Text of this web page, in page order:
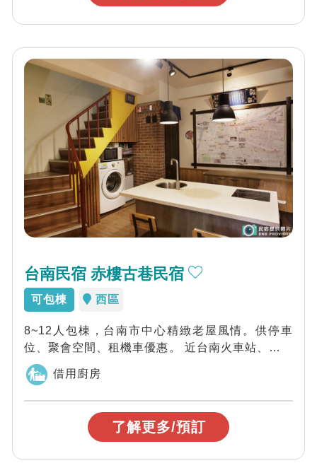
台南民宿 赤樓古巷民宿
可包棟 西區
8~12人包棟，台南市中心精緻老屋風情。供停車
位、聚會空間、租機車優惠。 ​近台南火車站、赤崁
樓、林百貨、國華街美食。
借用廚房
了解更多/預訂